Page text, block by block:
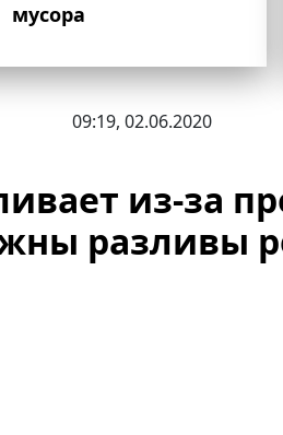
мусора
09:19, 02.06.2020
из-за
разливы